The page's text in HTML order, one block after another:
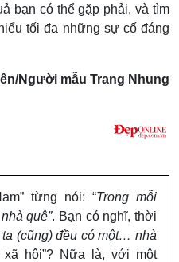
bạn có thể gặp phải, và tìm
tối đa những sự cố đáng
Người mẫu Trang Nhung
từng nói: “Trong mỗi
quê”. Bạn có nghĩ, thời
ta (cũng) đều có một… nhà
xã hội”? Nữa là, với một